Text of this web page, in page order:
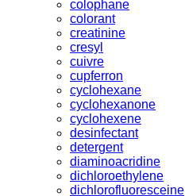
colophane
colorant
creatinine
cresyl
cuivre
cupferron
cyclohexane
cyclohexanone
cyclohexene
desinfectant
detergent
diaminoacridine
dichloroethylene
dichlorofluoresceine